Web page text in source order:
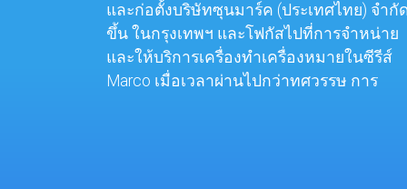
และก่อตั้งบริษัทซุนมาร์ค (ประเทศไทย) จำกั
ขึ้น ในกรุงเทพฯ และโฟกัสไปที่การจำหน่าย
และให้บริการเครื่องทำเครื่องหมายในซีรีส์
Marco เมื่อเวลาผ่านไปกว่าทศวรรษ การ